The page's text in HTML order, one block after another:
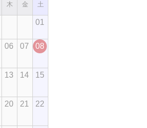
木 金 土
01
06 07 08
13 14 15
20 21 22